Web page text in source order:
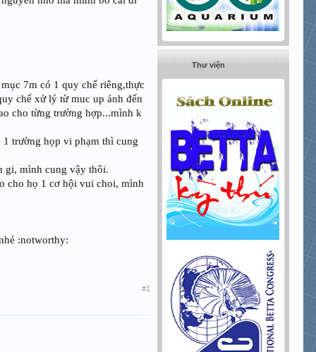
7m có 1 quy chế riêng,thực
chế xử lý từ muc up ảnh đến
cho từng trường hợp...mình k
trường họp vi phạm thì cung
gi, mình cung vậy thôi.
cho họ 1 cơ hội vui choi, mình
:notworthy:
#1
Thư viện